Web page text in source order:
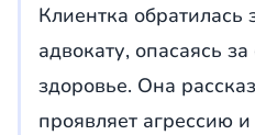
Клиентка
адвокату, опасаясь
здоровье. Она
проявляет агрессию